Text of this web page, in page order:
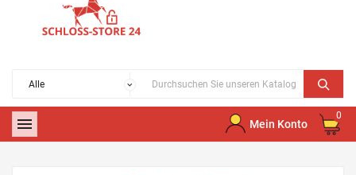
 Mein Konto
0